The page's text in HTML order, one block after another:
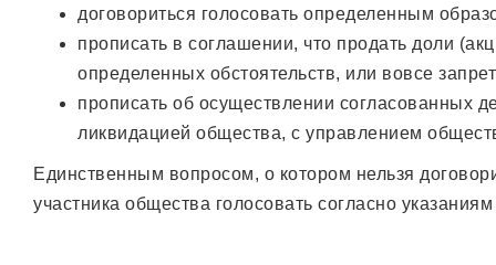
договориться голосовать определенным
прописать в соглашении, что продать доли
определенных обстоятельств, или вовсе
прописать об осуществлении согласованных
ликвидацией общества, с управлением
Единственным вопросом, о котором нельзя
участника общества голосовать согласно